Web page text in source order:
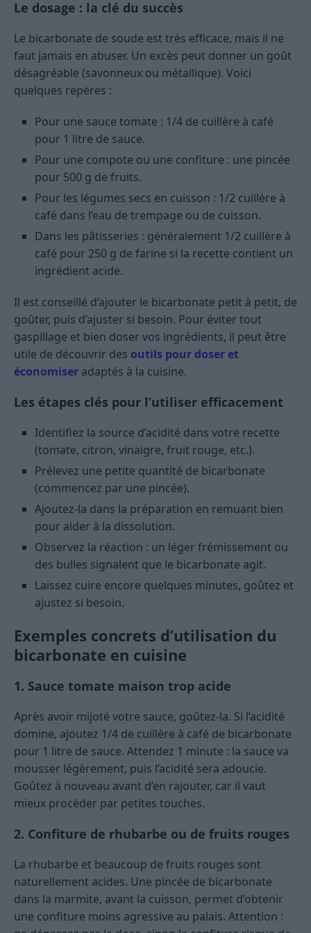
Le dosage : la clé du succès
Le bicarbonate de soude est très efficace, mais il ne
faut jamais en abuser. Un excès peut donner un goût
désagréable (savonneux ou métallique). Voici
quelques repères :
Pour une sauce tomate : 1/4 de cuillère à café
pour 1 litre de sauce.
Pour une compote ou une confiture : une pincée
pour 500 g de fruits.
Pour les légumes secs en cuisson : 1/2 cuillère à
café dans l’eau de trempage ou de cuisson.
Dans les pâtisseries : généralement 1/2 cuillère à
café pour 250 g de farine si la recette contient un
ingrédient acide.
Il est conseillé d’ajouter le bicarbonate petit à petit, de
goûter, puis d’ajuster si besoin. Pour éviter tout
gaspillage et bien doser vos ingrédients, il peut être
utile de découvrir des outils pour doser et
économiser adaptés à la cuisine.
Les étapes clés pour l’utiliser efficacement
Identifiez la source d’acidité dans votre recette
(tomate, citron, vinaigre, fruit rouge, etc.).
Prélevez une petite quantité de bicarbonate
(commencez par une pincée).
Ajoutez-la dans la préparation en remuant bien
pour aider à la dissolution.
Observez la réaction : un léger frémissement ou
des bulles signalent que le bicarbonate agit.
Laissez cuire encore quelques minutes, goûtez et
ajustez si besoin.
Exemples concrets d’utilisation du
bicarbonate en cuisine
1. Sauce tomate maison trop acide
Après avoir mijoté votre sauce, goûtez-la. Si l’acidité
domine, ajoutez 1/4 de cuillère à café de bicarbonate
pour 1 litre de sauce. Attendez 1 minute : la sauce va
mousser légèrement, puis l’acidité sera adoucie.
Goûtez à nouveau avant d’en rajouter, car il vaut
mieux procéder par petites touches.
2. Confiture de rhubarbe ou de fruits rouges
La rhubarbe et beaucoup de fruits rouges sont
naturellement acides. Une pincée de bicarbonate
dans la marmite, avant la cuisson, permet d’obtenir
une confiture moins agressive au palais. Attention :